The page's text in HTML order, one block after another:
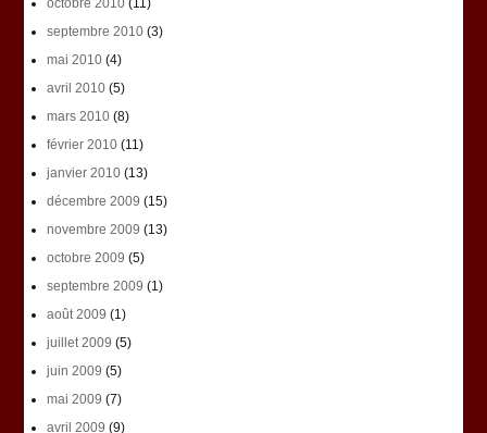
octobre 2010(11)
septembre 2010(3)
mai 2010(4)
avril 2010(5)
mars 2010(8)
février 2010(11)
janvier 2010(13)
décembre 2009 (15)
novembre 2009 (13)
octobre 2009 (5)
septembre 2009 (1)
août 2009 (1)
juillet 2009 (5)
juin 2009 (5)
mai 2009 (7)
avril 2009 (9)